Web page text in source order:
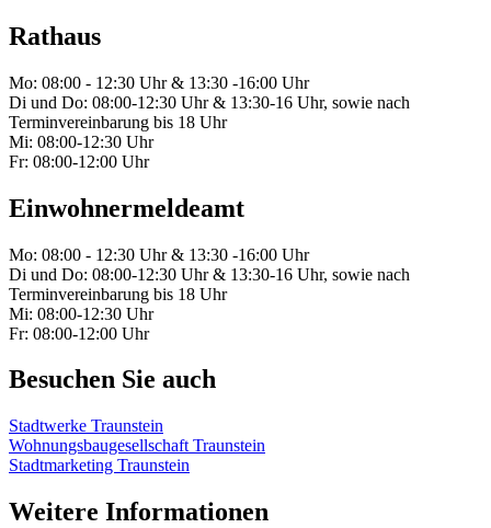
Rathaus
Mo: 08:00 - 12:30 Uhr & 13:30 -16:00 Uhr
Di und Do: 08:00-12:30 Uhr & 13:30-16 Uhr, sowie nach
Terminvereinbarung bis 18 Uhr
Mi: 08:00-12:30 Uhr
Fr: 08:00-12:00 Uhr
Einwohnermeldeamt
Mo: 08:00 - 12:30 Uhr & 13:30 -16:00 Uhr
Di und Do: 08:00-12:30 Uhr & 13:30-16 Uhr, sowie nach
Terminvereinbarung bis 18 Uhr
Mi: 08:00-12:30 Uhr
Fr: 08:00-12:00 Uhr
Besuchen Sie auch
Stadtwerke Traunstein
Wohnungsbaugesellschaft Traunstein
Stadtmarketing Traunstein
Weitere Informationen